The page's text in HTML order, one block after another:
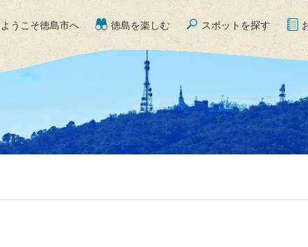
ようこそ徳島市へ 徳島を楽しむ スポットを探す